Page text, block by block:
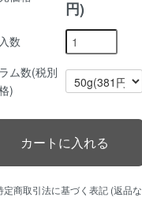
円)
数
ム数(税別
)
定商取引法に基づく表記 (返品な